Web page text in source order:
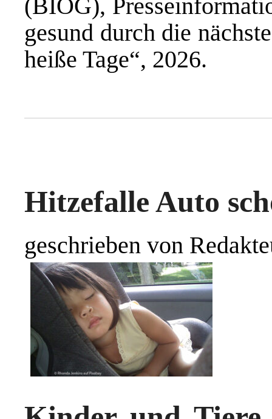
(BIÖG),
gesund durch die
heiße Tage“, 2026.
Hitzefalle Auto
geschrieben von